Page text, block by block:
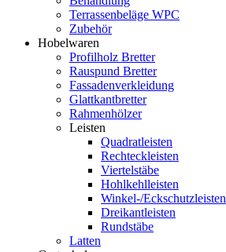
Terrassenbeläge WPC
Zubehör
Hobelwaren
Profilholz Bretter
Rauspund Bretter
Fassadenverkleidung
Glattkantbretter
Rahmenhölzer
Leisten
Quadratleisten
Rechteckleisten
Viertelstäbe
Hohlkehlleisten
Winkel-/Eckschutzleisten
Dreikantleisten
Rundstäbe
Latten